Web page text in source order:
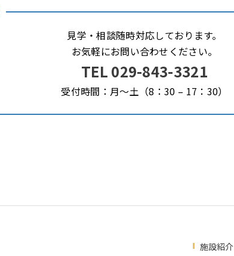
見学・相談随時対応しております。
お気軽にお問い合わせください。
TEL 029-843-3321
受付時間：月～土（8：30 – 17：30）
施設紹介